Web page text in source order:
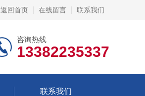
返回首页 在线留言 联系我们
咨询热线
13382235337
联系我们